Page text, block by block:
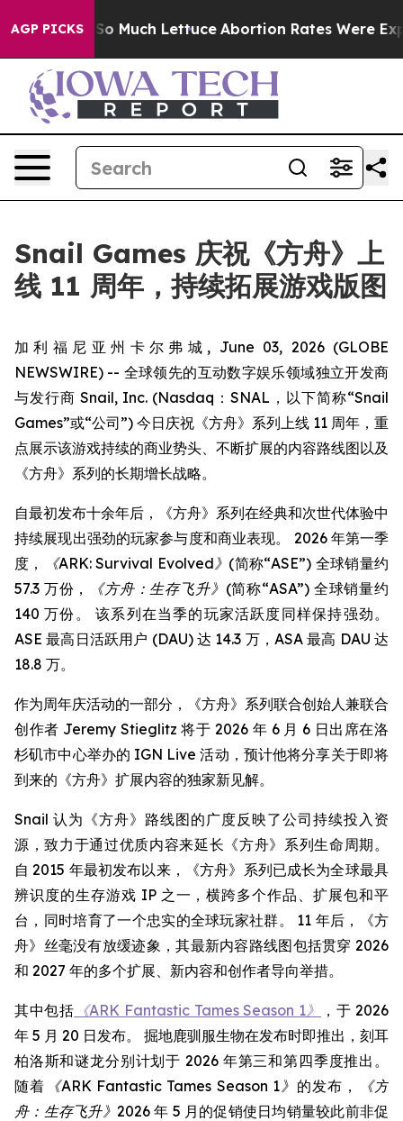
AGP PICKS
on So Much Lettuce Abortion Rates Were
Snail Games 庆祝《方舟》上
线 11 周年，持续拓展游戏版图
加利福尼亚州卡尔弗城, June 03, 2026 (GLOBE
NEWSWIRE) -- 全球领先的互动数字娱乐领域独立开发商
与发行商 Snail, Inc. (Nasdaq：SNAL，以下简称“Snail
Games”或“公司”) 今日庆祝《方舟》系列上线 11 周年，重
点展示该游戏持续的商业势头、不断扩展的内容路线图以及
《方舟》系列的长期增长战略。
自最初发布十余年后，《方舟》系列在经典和次世代体验中
持续展现出强劲的玩家参与度和商业表现。 2026 年第一季
度，
《ARK: Survival Evolved》 (简称“ASE”) 全球销量约
57.3 万份，
《方舟：生存飞升》 (简称“ASA”) 全球销量约
140 万份。 该系列在当季的玩家活跃度同样保持强劲。
ASE 最高日活跃用户 (DAU) 达 14.3 万，ASA 最高 DAU 达
18.8 万。
作为周年庆活动的一部分，《方舟》系列联合创始人兼联合
创作者 Jeremy Stieglitz 将于 2026 年 6 月 6 日出席在洛
杉矶市中心举办的 IGN Live 活动，预计他将分享关于即将
到来的《方舟》扩展内容的独家新见解。
Snail 认为《方舟》路线图的广度反映了公司持续投入资
源，致力于通过优质内容来延长《方舟》系列生命周期。
自 2015 年最初发布以来，《方舟》系列已成长为全球最具
辨识度的生存游戏 IP 之一，横跨多个作品、扩展包和平
台，同时培育了一个忠实的全球玩家社群。 11 年后，《方
舟》丝毫没有放缓迹象，其最新内容路线图包括贯穿 2026
和 2027 年的多个扩展、新内容和创作者导向举措。
其中包括 《ARK Fantastic Tames Season 1》
，于 2026
年 5 月 20 日发布。 掘地鹿驯服生物在发布时即推出，刻耳
柏洛斯和谜龙分别计划于 2026 年第三和第四季度推出。
随着 《ARK Fantastic Tames Season 1》 的发布，
《方
舟：生存飞升》 2026 年 5 月的促销使日均销量较此前非促